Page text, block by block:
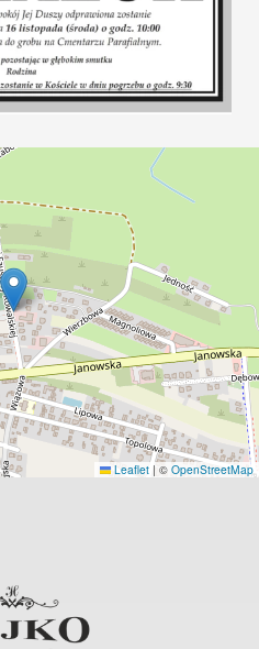
Leaflet | © OpenStreetMap